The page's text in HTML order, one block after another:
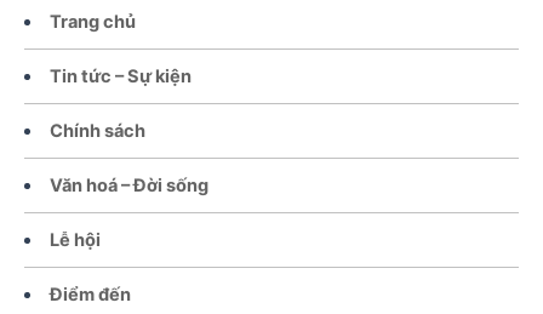
Trang chủ
Tin tức – Sự kiện
Chính sách
Văn hoá – Đời sống
Lễ hội
Điểm đến